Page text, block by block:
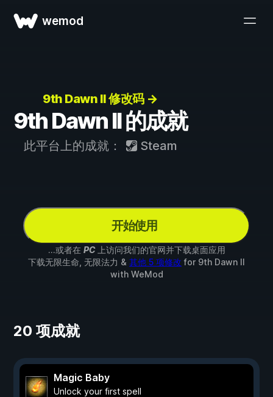
wemod
9th Dawn II 修改码 →
9th Dawn II 的成就
此平台上的成就： Steam
开始使用
...或者在 PC上访问我们的官网并下载桌面应用
下载无限生命, 无限法力 & 其他 5 项修改 for 9th Dawn II
with WeMod
20 项成就
Magic Baby
Unlock your first spell